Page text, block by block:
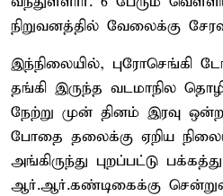
நிறுவனத்தில் வேலைக்கு
இந்நிலையில், புரோசெங்கி
தங்கி இருந்த வடமாநில
நேற்று முன் தினம் இரவு
போதை தலைக்கு ஏறிய
அங்கிருந்து புறப்பட்டு
ஆர்.ஆர்.கண்டிகைக்கு